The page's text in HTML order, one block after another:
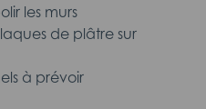
les murs
de plâtre sur
à prévoir